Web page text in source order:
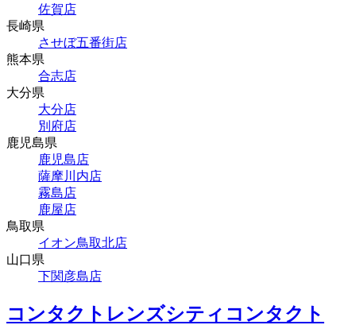
佐賀店
長崎県
させぼ五番街店
熊本県
合志店
大分県
大分店
別府店
鹿児島県
鹿児島店
薩摩川内店
霧島店
鹿屋店
鳥取県
イオン鳥取北店
山口県
下関彦島店
コンタクトレンズシティコンタクト